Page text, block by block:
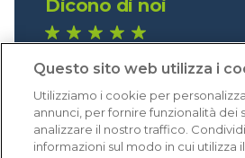
Dicono di noi
Eccellente (4,8)
Acquisti verificati
Questo sito web utilizza i
Utilizziamo i cookie per
annunci, per fornire funzionalità dei
analizzare il nostro traffico.
informazioni sul modo in cui utilizza